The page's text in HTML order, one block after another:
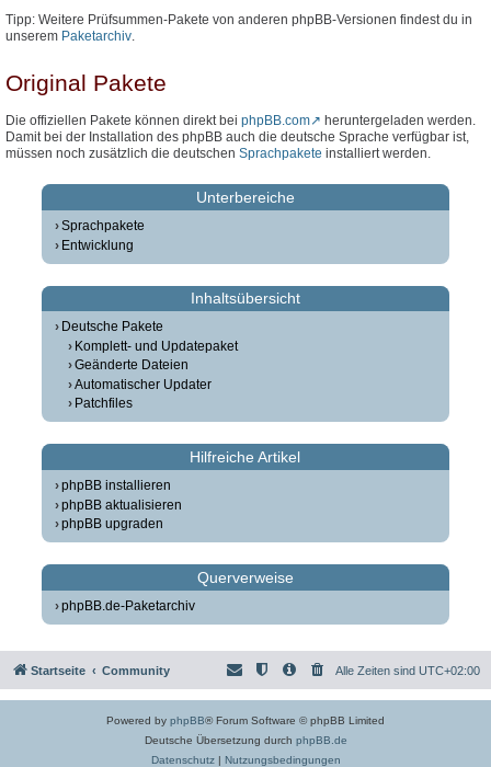
Tipp: Weitere Prüfsummen-Pakete von anderen phpBB-Versionen findest du in
unserem Paketarchiv.
Original Pakete
Die offiziellen Pakete können direkt bei phpBB.com
heruntergeladen werden.
Damit bei der Installation des phpBB auch die deutsche Sprache verfügbar ist,
müssen noch zusätzlich die deutschen Sprachpakete installiert werden.
Unterbereiche
Sprachpakete
Entwicklung
Inhaltsübersicht
Deutsche Pakete
Komplett- und Updatepaket
Geänderte Dateien
Automatischer Updater
Patchfiles
Hilfreiche Artikel
phpBB installieren
phpBB aktualisieren
phpBB upgraden
Querverweise
phpBB.de-Paketarchiv
Startseite Community Alle Zeiten sind UTC+02:00
Powered by phpBB® Forum Software © phpBB Limited
Deutsche Übersetzung durch phpBB.de
Datenschutz| Nutzungsbedingungen